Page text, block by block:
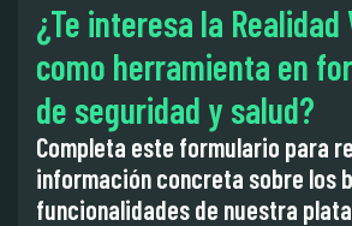
¿Te interesa la
como herramienta en
de seguridad y salud?
Completa este formulario para
información concreta sobre los
funcionalidades de nuestra